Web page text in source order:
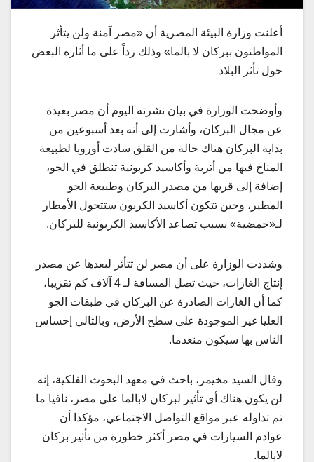
أعلنت وزارة البيئة المصرية أن «مصر آمنة ولن يتأثر
المواطنون ببركان لا بالما» وذلك رداً على ما أثاره البعض
حول تأثر البلاد
وأوضحت الوزارة في بيان نشرته اليوم أن مصر بعيدة
عن مجال البركان، وأشارت إلى أنه بعد أسبوعين من
بداية البركان هناك حالة من القلق سادت أوروبا لطبيعة
المناخ فيها من أتربة وأكاسيد كربونية تنطلق في الجو،
إضافة إلى قربها من مصدر البركان وطبيعة الجو
المطير، وحين تتكون أكاسيد الكربون ستتحول الأمطار
لـ«حمضية» بسبب تصاعد الأكاسيد الكربونية للبركان.
وشددت الوزارة على أن مصر لن تتأثر لبعدها عن مصدر
إنتاج الغازات، حيث تصل المسافة لـ 4 آلاف كم تقريبا،
كما أن الغازات الصادرة عن البركان في طبقات الجو
العليا غير الموجودة على سطح الأرض، وبالتالي إحساس
الناس بها سيكون منعدما.
وقال السيد مخيمر، باحث في معهد البحوث الفلكية، إنه
لن يكون هناك أي تأثير لبركان لابالما على مصر، نافيا ما
تم تداوله عبر مواقع التواصل الاجتماعي، مؤكدا أن
عوادم السيارات في مصر أكثر خطورة من تأثير بركان
لابالما.